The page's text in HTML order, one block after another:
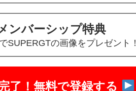
ンバーシップ特典
SUPERGTの画像をプレゼント！
了！無料で登録する